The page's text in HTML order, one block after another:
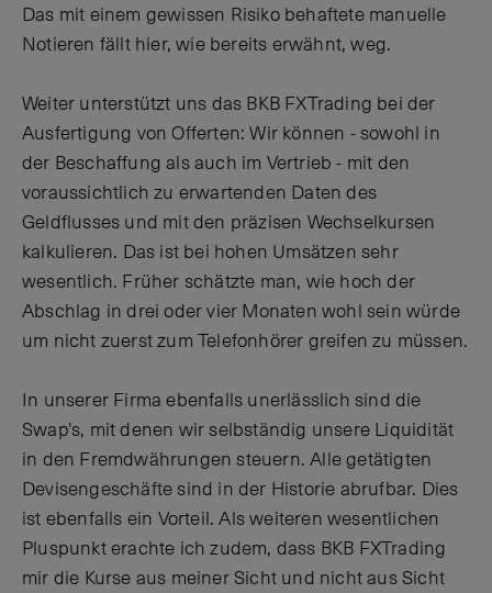
Das mit einem gewissen Risiko behaftete manuelle
Notieren fällt hier, wie bereits erwähnt, weg.
Weiter unterstützt uns das BKB FXTrading bei der
Ausfertigung von Offerten: Wir können - sowohl in
der Beschaffung als auch im Vertrieb - mit den
voraussichtlich zu erwartenden Daten des
Geldflusses und mit den präzisen Wechselkursen
kalkulieren. Das ist bei hohen Umsätzen sehr
wesentlich. Früher schätzte man, wie hoch der
Abschlag in drei oder vier Monaten wohl sein würde
um nicht zuerst zum Telefonhörer greifen zu müssen.
In unserer Firma ebenfalls unerlässlich sind die
Swap's, mit denen wir selbständig unsere Liquidität
in den Fremdwährungen steuern. Alle getätigten
Devisengeschäfte sind in der Historie abrufbar. Dies
ist ebenfalls ein Vorteil. Als weiteren wesentlichen
Pluspunkt erachte ich zudem, dass BKB FXTrading
mir die Kurse aus meiner Sicht und nicht aus Sicht